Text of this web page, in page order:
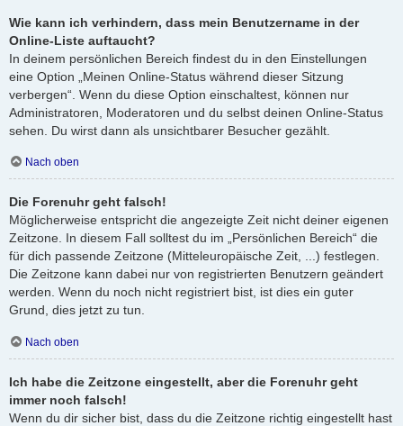
Wie kann ich verhindern, dass mein Benutzername in der
Online-Liste auftaucht?
In deinem persönlichen Bereich findest du in den Einstellungen
eine Option „Meinen Online-Status während dieser Sitzung
verbergen“. Wenn du diese Option einschaltest, können nur
Administratoren, Moderatoren und du selbst deinen Online-Status
sehen. Du wirst dann als unsichtbarer Besucher gezählt.
Nach oben
Die Forenuhr geht falsch!
Möglicherweise entspricht die angezeigte Zeit nicht deiner eigenen
Zeitzone. In diesem Fall solltest du im „Persönlichen Bereich“ die
für dich passende Zeitzone (Mitteleuropäische Zeit, ...) festlegen.
Die Zeitzone kann dabei nur von registrierten Benutzern geändert
werden. Wenn du noch nicht registriert bist, ist dies ein guter
Grund, dies jetzt zu tun.
Nach oben
Ich habe die Zeitzone eingestellt, aber die Forenuhr geht
immer noch falsch!
Wenn du dir sicher bist, dass du die Zeitzone richtig eingestellt hast